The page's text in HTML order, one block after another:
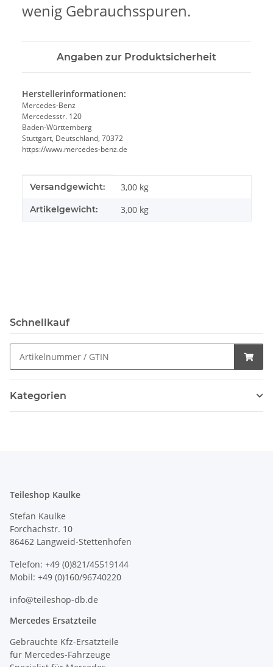
wenig Gebrauchsspuren.
Angaben zur Produktsicherheit
Herstellerinformationen:
Mercedes-Benz
Mercedesstr. 120
Baden-Württemberg
Stuttgart, Deutschland, 70372
https://www.mercedes-benz.de
Produkteigenschaft
Wert
Versandgewicht: 3,00 kg
Artikelgewicht: 3,00 kg
Schnellkauf
Kategorien
Teileshop Kaulke
Stefan Kaulke
Forchachstr. 10
86462 Langweid-Stettenhofen
Telefon: +49 (0)821/45519144
Mobil: +49 (0)160/96740220
info@teileshop-db.de
Mercedes Ersatzteile
Gebrauchte Kfz-Ersatzteile
für Mercedes-Fahrzeuge